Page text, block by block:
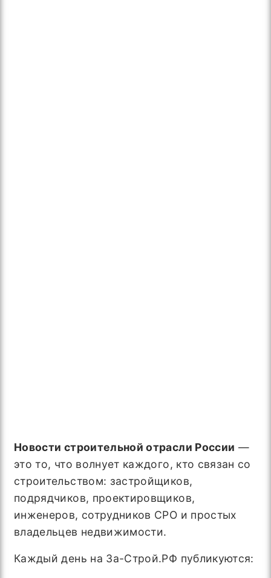
Новости строительной отрасли России —
это то, что волнует каждого, кто связан со
строительством: застройщиков,
подрядчиков, проектировщиков,
инженеров, сотрудников СРО и простых
владельцев недвижимости.
Каждый день на За-Строй.РФ публикуются: